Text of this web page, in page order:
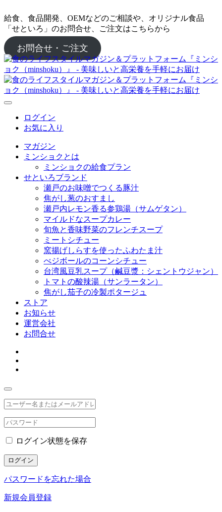
給食、食品開発、OEMなどのご相談や、オリジナル食品
「せといろ」のお問合せ、ご注文はこちらから
お問合せ・ご注文
ログイン
お気に入り
マガジン
ミンショクとは
ミンショクの給食プラン
せといろブランド
瀬戸のお味噌でつくる豚汁
焦がし葱のおすまし
瀬戸内レモン香る参鶏湯（サムゲタン）
マイルドなスープカレー
旬魚と香味野菜のフレンチスープ
ミートシチュー
窯揚げしらすを使ったふわたま汁
べジボールのコーンシチュー
台湾風豆乳スープ（鹹豆漿：シェントウジャン）
トマトの酸辣湯（サンラータン）
焦がし茄子の冷製ポタージュ
ストア
お知らせ
運営会社
お問合せ
ログイン状態を保存
ログイン
パスワードを忘れた場合
新規会員登録